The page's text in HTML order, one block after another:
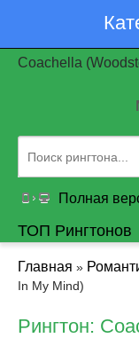
Coachella
Полная
ТОП Рингтонов
Главная »
In My Mind)
Рингтон: